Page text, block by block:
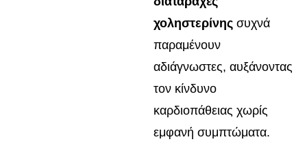
χοληστερίνης συχνά
παραμένουν
αδιάγνωστες, αυξάνοντας
τον κίνδυνο
καρδιοπάθειας χωρίς
εμφανή συμπτώματα.